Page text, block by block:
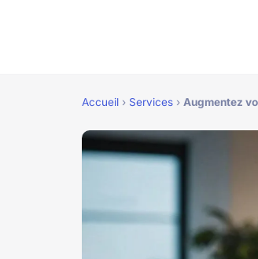
Accueil › Services › Augmentez